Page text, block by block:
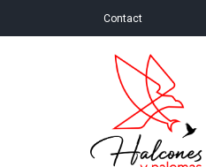
Contact